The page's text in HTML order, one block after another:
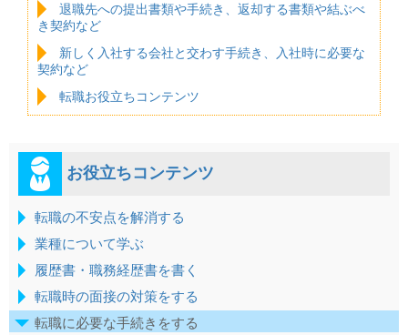
退職先への提出書類や手続き、返却する書類や結ぶべ
き契約など
新しく入社する会社と交わす手続き、入社時に必要な
契約など
転職お役立ちコンテンツ
お役立ちコンテンツ
転職の不安点を解消する
業種について学ぶ
履歴書・職務経歴書を書く
転職時の面接の対策をする
転職に必要な手続きをする